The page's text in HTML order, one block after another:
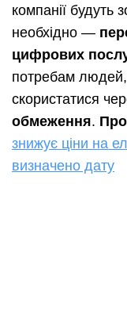
компанії будуть
необхідно —
цифрових
потребам людей,
скористатися
обмеження.
знижує ціни на
визначено дату